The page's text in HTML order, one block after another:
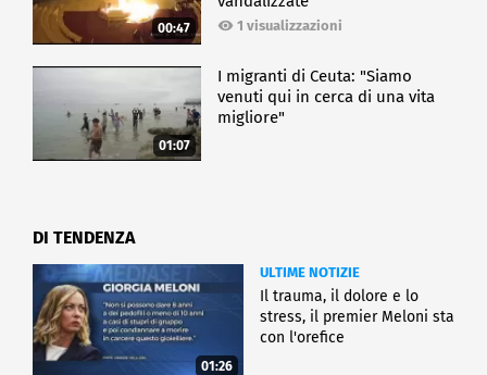
00:47 1 visualizzazioni
01:07
I migranti di Ceuta: "Siamo
venuti qui in cerca di una vita
migliore"
DI TENDENZA
01:26
ULTIME NOTIZIE
Il trauma, il dolore e lo
stress, il premier Meloni sta
con l'orefice